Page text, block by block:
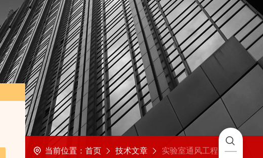
当前位置： 首页 技术文章 实验室通风工程的设置要求